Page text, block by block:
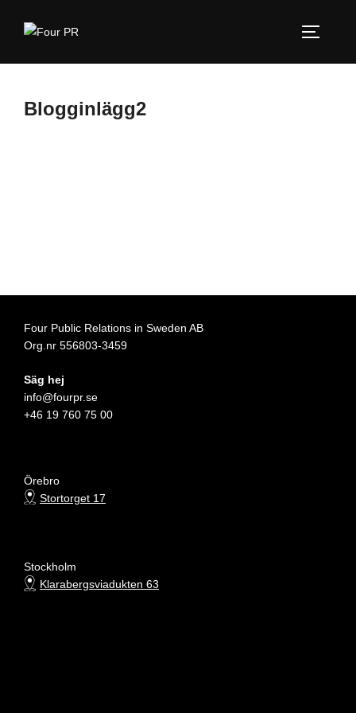
Blogginlägg2
Four Public Relations in Sweden AB
Org.nr 556803-3459
Säg hej
info@fourpr.se
+46 19 760 75 00
Örebro
Stortorget 17
Stockholm
Klarabergsviadukten 63